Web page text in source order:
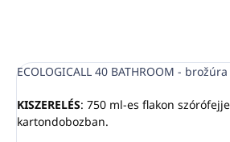
ECOLOGICALL 40 BATHROOM - brožúra
KISZERELÉS: 750 ml-es flakon
kartondobozban.